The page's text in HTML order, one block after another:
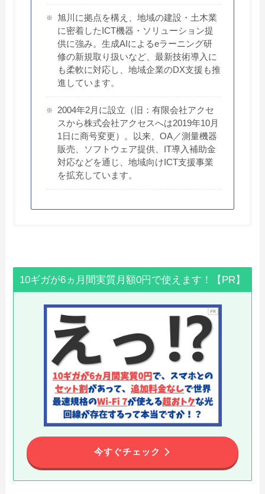
旭川に拠点を構え、地域の建設・土木業
に密着したICT機器・ソリューション提
供に強み。生成AIによるeラーニング研
修の新規取り扱いなど、最新技術導入に
も柔軟に対応し、地域企業のDX支援も推
進しています。
2004年2月に設立（旧：有限会社アクセ
スから株式会社アクセスへは2019年10月
1日に商号変更）。以来、OA／測量機器
販売、ソフトウェア提供、IT導入補助金
対応などを通じ、地域向けICT支援事業
を拡充しています。
10ギガが6ヵ月間実質月額0円で使えます！【PR】
今すぐチェック